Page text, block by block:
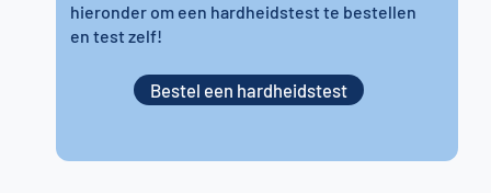
hieronder om een hardheidstest te bestellen
en test zelf!
Bestel een hardheidstest